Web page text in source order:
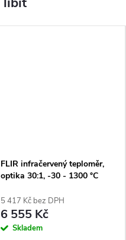
FLIR infračervený teploměr,
optika 30:1, -30 - 1300 °C
5 417 Kč bez DPH
6 555 Kč
Skladem